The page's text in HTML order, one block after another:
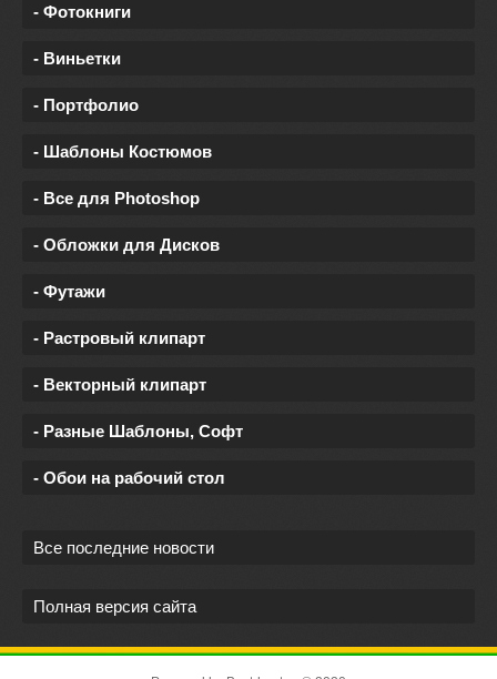
- Фотокниги
- Виньетки
- Портфолио
- Шаблоны Костюмов
- Все для Photoshop
- Обложки для Дисков
- Футажи
- Растровый клипарт
- Векторный клипарт
- Разные Шаблоны, Софт
- Обои на рабочий стол
Все последние новости
Полная версия сайта